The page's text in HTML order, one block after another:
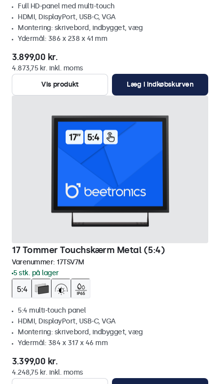
Full HD-panel med multi-touch
HDMI, DisplayPort, USB-C, VGA
Montering: skrivebord, indbygget, væg
Ydermål: 386 x 238 x 41 mm
3.899,00 kr.
4.873,75 kr. inkl. moms
Vis produkt
Læg i indkøbskurven
17 Tommer Touchskærm Metal (5:4)
Varenummer: 17TSV7M
5 stk. på lager
5:4 multi-touch panel
HDMI, DisplayPort, USB-C, VGA
Montering: skrivebord, indbygget, væg
Ydermål: 384 x 317 x 46 mm
3.399,00 kr.
4.248,75 kr. inkl. moms